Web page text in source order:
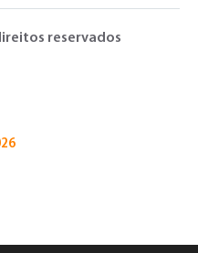
reservados